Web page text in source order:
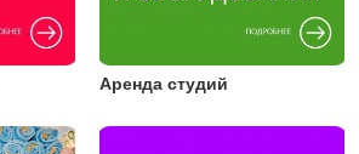
Аренда студий